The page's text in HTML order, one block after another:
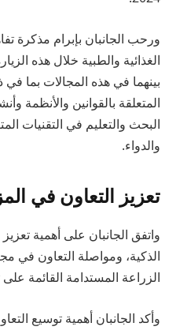
ورحب الجانبان بإبرام مذكرة
الغذائية والطبية خلال هذه
بينهما في هذه المجالات بما
المتعلقة بالقوانين والأنظمة
البحث والتعليم في التقنيات
والدواء.
تعزيز التعاون في
واتفق الجانبان على أهمية
الذكية، ومواصلة التعاون في
الزراعة المستدامة القائمة على
وأكد الجانبان أهمية توسيع